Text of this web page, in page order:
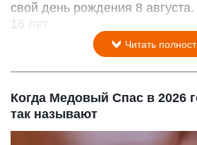
свой день рождения 8
16 лет.
Читать
Когда Медовый Спас в 2026
так называют